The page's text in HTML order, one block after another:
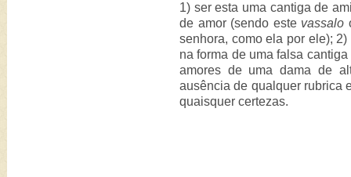
1) ser esta uma cantiga de
de amor (sendo este vassalo
senhora, como ela por ele);
na forma de uma falsa
amores de uma dama de
ausência de qualquer rubrica
quaisquer certezas.